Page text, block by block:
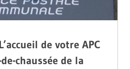
de votre APC
chaussée de la